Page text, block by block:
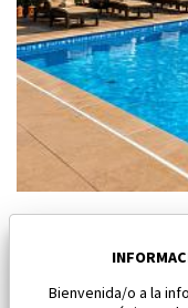
Los Alcazares
Dormitorios:2
Bienvenida/o a la